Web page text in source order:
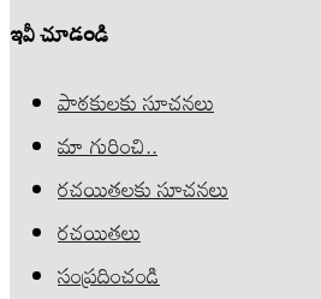
ఇవీ చూడండి
పాఠకులకు సూచనలు
మా గురించి..
రచయితలకు సూచనలు
రచయితలు
సంప్రదించండి